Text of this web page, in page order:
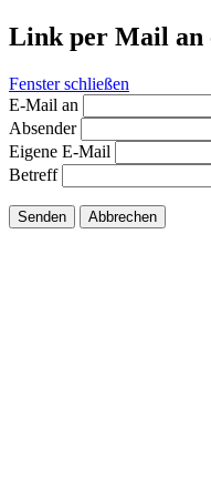
Link per Mail an
Fenster schließen
E-Mail an
Absender
Eigene E-Mail
Betreff
Senden Abbrechen